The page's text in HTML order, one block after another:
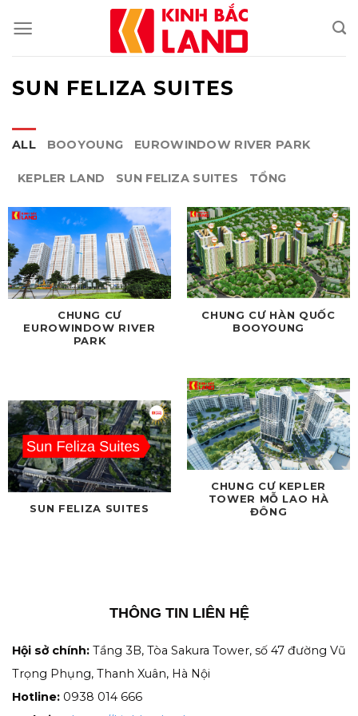
content
SUN FELIZA SUITES
ALL BOOYOUNG EUROWINDOW RIVER PARK
KEPLER LAND SUN FELIZA SUITES TỔNG
CHUNG CƯ
EUROWINDOW RIVER
PARK
CHUNG CƯ HÀN QUỐC
BOOYOUNG
CHUNG CƯ KEPLER
TOWER MỖ LAO HÀ
ĐÔNG
SUN FELIZA SUITES
THÔNG TIN LIÊN HỆ
Hội sở chính: Tầng 3B, Tòa Sakura Tower, số 47 đường Vũ
Trọng Phụng, Thanh Xuân, Hà Nội
Hotline: 0938 014 666